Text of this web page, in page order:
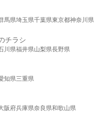
馬県埼玉県千葉県東京都神奈川県
チラシ
川県福井県山梨県長野県
知県三重県
阪府兵庫県奈良県和歌山県